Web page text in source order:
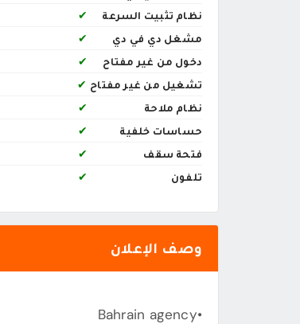
نظام تثبيت السرعة
✔
مشغل دي في دي
✔
دخول من غير مفتاح
✔
تشغيل من غير مفتاح ✔
نظام ملاحة
✔
حساسات خلفية
✔
فتحة سقف
✔
تلفون
✔
وصف الإعلان
•Bahrain agency